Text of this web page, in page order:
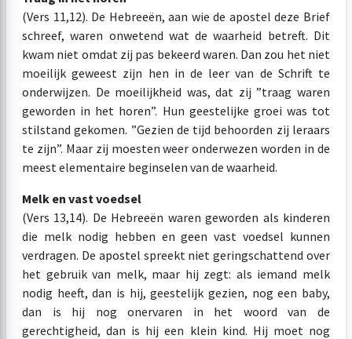
(Vers 11,12). De Hebreeën, aan wie de apostel deze Brief
schreef, waren onwetend wat de waarheid betreft. Dit
kwam niet omdat zij pas bekeerd waren. Dan zou het niet
moeilijk geweest zijn hen in de leer van de Schrift te
onderwijzen. De moeilijkheid was, dat zij ”traag waren
geworden in het horen”. Hun geestelijke groei was tot
stilstand gekomen. ”Gezien de tijd behoorden zij leraars
te zijn”. Maar zij moesten weer onderwezen worden in de
meest elementaire beginselen van de waarheid.
Melk en vast voedsel
(Vers 13,14). De Hebreeën waren geworden als kinderen
die melk nodig hebben en geen vast voedsel kunnen
verdragen. De apostel spreekt niet geringschattend over
het gebruik van melk, maar hij zegt: als iemand melk
nodig heeft, dan is hij, geestelijk gezien, nog een baby,
dan is hij nog onervaren in het woord van de
gerechtigheid, dan is hij een klein kind. Hij moet nog